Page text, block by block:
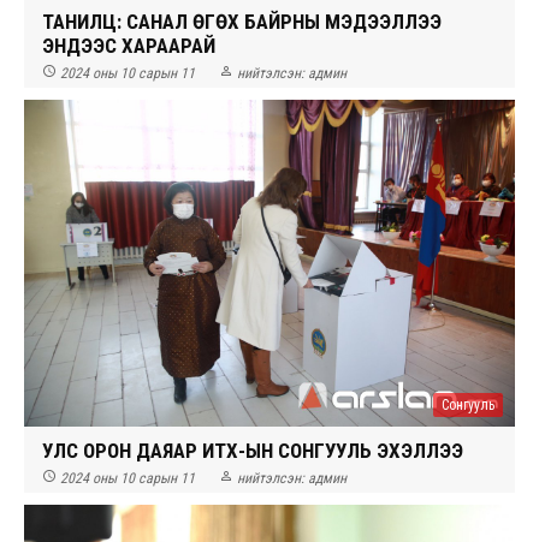
ТАНИЛЦ: САНАЛ ӨГӨХ БАЙРНЫ МЭДЭЭЛЛЭЭ
ЭНДЭЭС ХАРААРАЙ
 2024 оны 10 сарын 11  нийтэлсэн: админ
Сонгууль
УЛС ОРОН ДАЯАР ИТХ-ЫН СОНГУУЛЬ ЭХЭЛЛЭЭ
 2024 оны 10 сарын 11  нийтэлсэн: админ